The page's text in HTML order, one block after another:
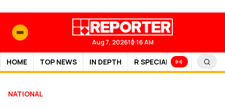
Aug 7, 202610:16 AM
HOME TOP NEWS IN DEPTH R SPECIAL SPORTS
NATIONAL